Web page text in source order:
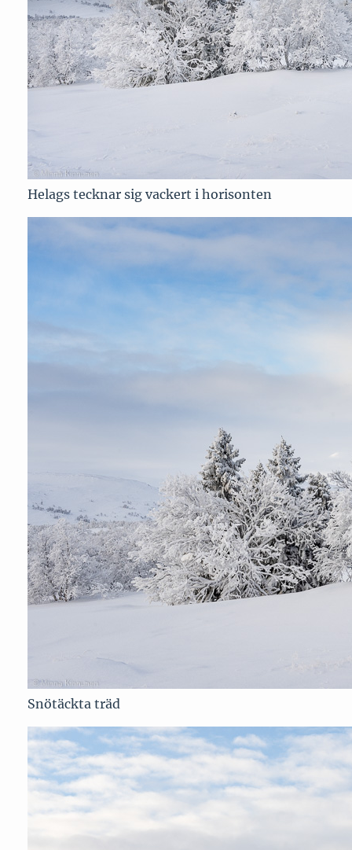
Helags tecknar sig vackert i horisonten
Snötäckta träd